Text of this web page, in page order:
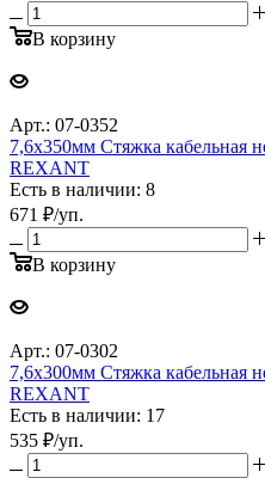
В корзину
Арт.: 07-0352
7,6х350мм Стяжка кабельная
REXANT
Есть в наличии: 8
671 ₽/уп.
В корзину
Арт.: 07-0302
7,6х300мм Стяжка кабельная
REXANT
Есть в наличии: 17
535 ₽/уп.